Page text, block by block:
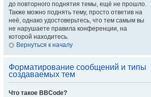
до повторного поднятия темы, ещё не прошло.
Также можно поднять тему, просто ответив на
неё, однако удостоверьтесь, что тем самым вы
не нарушаете правила конференции, на
которой находитесь.
Вернуться к началу
Форматирование сообщений и типы
создаваемых тем
Что такое BBCode?